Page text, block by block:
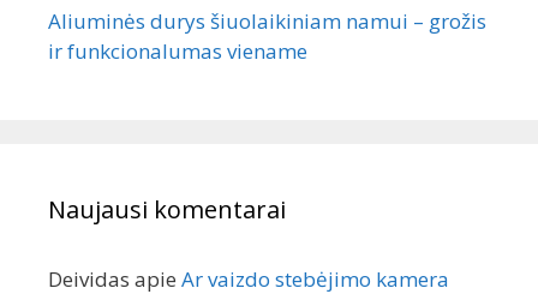
Aliuminės durys šiuolaikiniam namui – grožis
ir funkcionalumas viename
Naujausi komentarai
Deividas apie Ar vaizdo stebėjimo kamera